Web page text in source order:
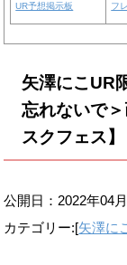
UR予想掲示板 フ
矢澤にこUR
忘れないで
スクフェス】
公開日： 2022年04
カテゴリー:[矢澤に